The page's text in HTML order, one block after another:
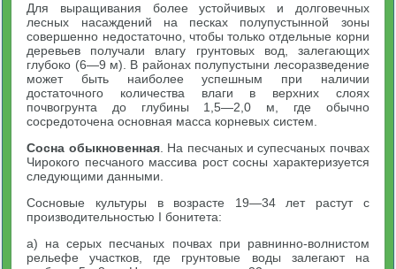
Для выращивания более устойчивых и долговечных
лесных насаждений на песках полупустынной зоны
совершенно недостаточно, чтобы только отдельные корни
деревьев получали влагу грунтовых вод, залегающих
глубоко (6—9 м). В районах полупустыни лесоразведение
может быть наиболее успешным при наличии
достаточного количества влаги в верхних слоях
почвогрунта до глубины 1,5—2,0 м, где обычно
сосредоточена основная масса корневых систем.
Сосна обыкновенная. На песчаных и супесчаных почвах
Чирокого песчаного массива рост сосны характеризуется
следующими данными.
Сосновые культуры в возрасте 19—34 лет растут с
производительностью I бонитета:
а) на серых песчаных почвах при равнинно-волнистом
рельефе участков, где грунтовые воды залегают на